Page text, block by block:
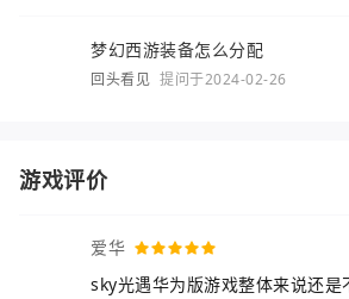
梦幻西游装备怎么分配
回头看见 提问于2024-02-26
游戏评价
爱华
sky光遇华为版游戏整体来说还是